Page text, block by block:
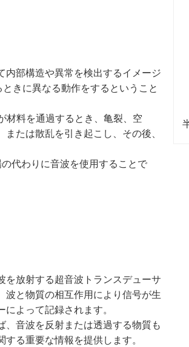
内部構造や異常を検出するイメージ
きに異なる動作をするということ
材料を通過するとき、亀裂、空
たは散乱を引き起こし、その後、
代わりに音波を使用することで
を放射する超音波トランスデューサ
波と物質の相互作用により信号が生
よって記録されます。
音波を反射または透過する物質も
る重要な情報を提供します。